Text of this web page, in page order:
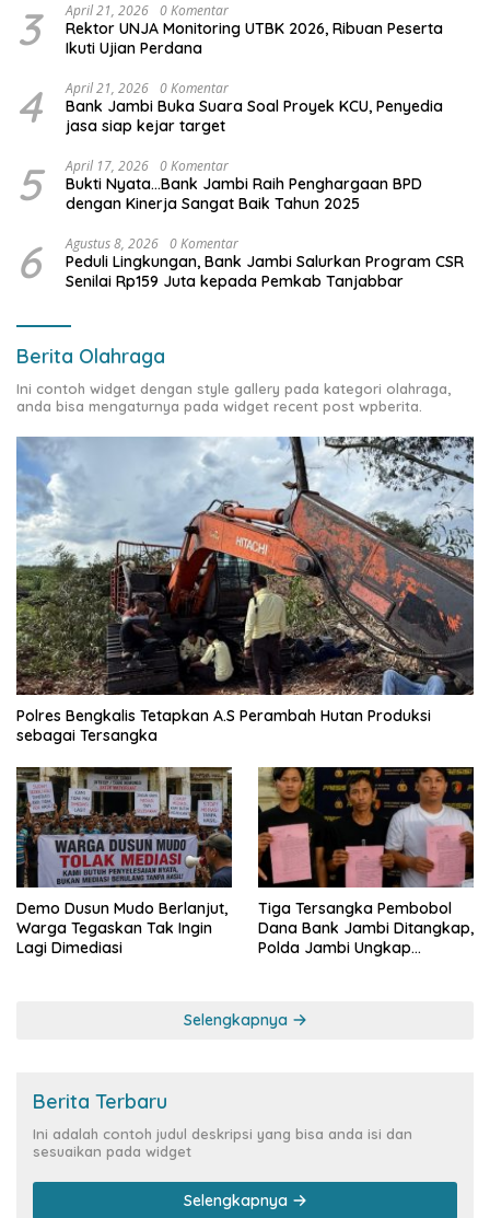
3 April 21, 2026 0 Komentar
Rektor UNJA Monitoring UTBK 2026, Ribuan Peserta
Ikuti Ujian Perdana
4 April 21, 2026 0 Komentar
Bank Jambi Buka Suara Soal Proyek KCU, Penyedia
jasa siap kejar target
5 April 17, 2026 0 Komentar
Bukti Nyata…Bank Jambi Raih Penghargaan BPD
dengan Kinerja Sangat Baik Tahun 2025
6 Agustus 8, 2026 0 Komentar
Peduli Lingkungan, Bank Jambi Salurkan Program CSR
Senilai Rp159 Juta kepada Pemkab Tanjabbar
Berita Olahraga
Ini contoh widget dengan style gallery pada kategori olahraga,
anda bisa mengaturnya pada widget recent post wpberita.
Polres Bengkalis Tetapkan A.S Perambah Hutan Produksi
sebagai Tersangka
Demo Dusun Mudo Berlanjut,
Warga Tegaskan Tak Ingin
Lagi Dimediasi
Tiga Tersangka Pembobol
Dana Bank Jambi Ditangkap,
Polda Jambi Ungkap
Selengkapnya
Berita Terbaru
Ini adalah contoh judul deskripsi yang bisa anda isi dan
sesuaikan pada widget
Selengkapnya